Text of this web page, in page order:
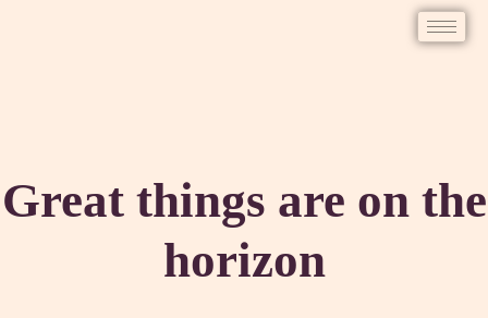
Great things are on the
horizon